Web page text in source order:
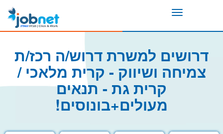
Toggle
דרושים למשרת דרוש/ה רכז/ת
צמיחה ושיווק - קרית מלאכי /
קרית גת - תנאים
מעולים+בונוסים!